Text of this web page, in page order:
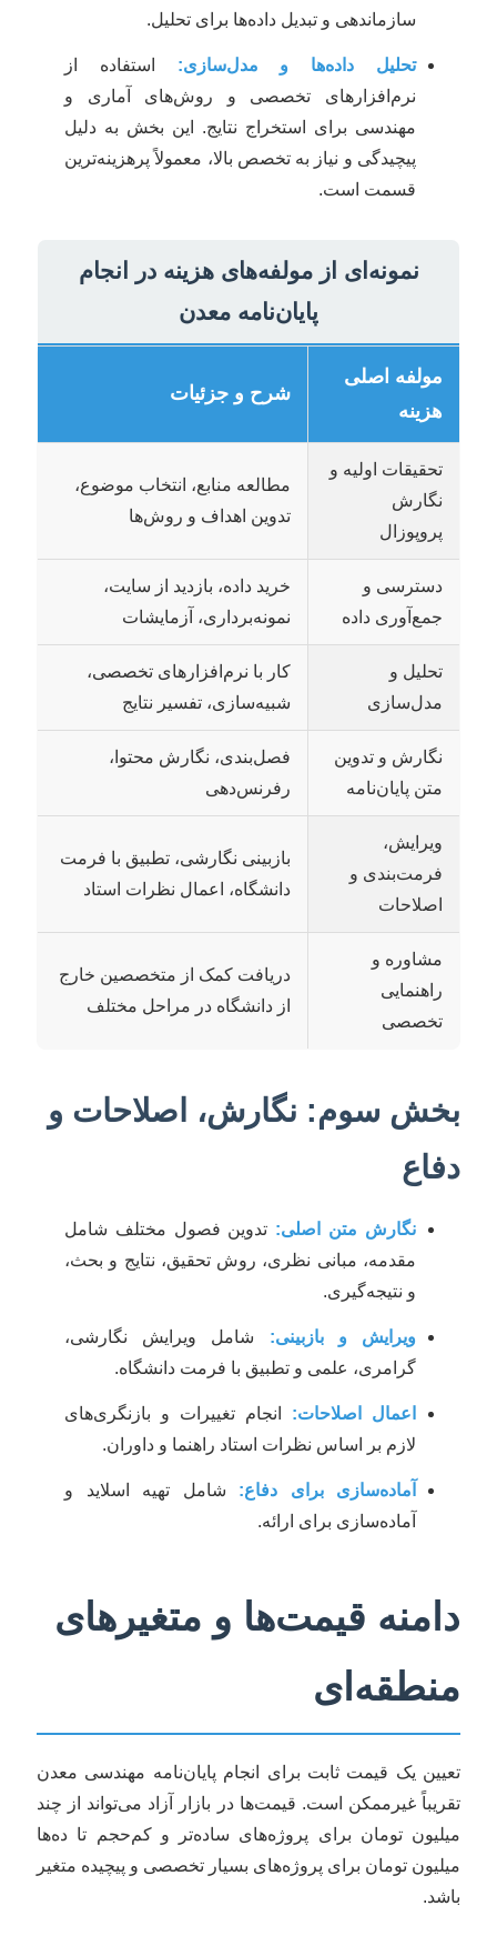
سازماندهی و تبدیل داده‌ها برای تحلیل.
تحلیل داده‌ها و مدل‌سازی: استفاده از
نرم‌افزارهای تخصصی و روش‌های آماری و
مهندسی برای استخراج نتایج. این بخش به دلیل
پیچیدگی و نیاز به تخصص بالا، معمولاً پرهزینه‌ترین
قسمت است.
نمونه‌ای از مولفه‌های هزینه در انجام
پایان‌نامه معدن
مولفه اصلی
هزینه
شرح و جزئیات
تحقیقات اولیه و
نگارش
پروپوزال
مطالعه منابع، انتخاب موضوع،
تدوین اهداف و روش‌ها
دسترسی و
جمع‌آوری داده
خرید داده، بازدید از سایت،
نمونه‌برداری، آزمایشات
تحلیل و
مدل‌سازی
کار با نرم‌افزارهای تخصصی،
شبیه‌سازی، تفسیر نتایج
نگارش و تدوین
متن پایان‌نامه
فصل‌بندی، نگارش محتوا،
رفرنس‌دهی
ویرایش،
فرمت‌بندی و
اصلاحات
بازبینی نگارشی، تطبیق با فرمت
دانشگاه، اعمال نظرات استاد
مشاوره و
راهنمایی
تخصصی
دریافت کمک از متخصصین خارج
از دانشگاه در مراحل مختلف
بخش سوم: نگارش، اصلاحات و
دفاع
نگارش متن اصلی: تدوین فصول مختلف شامل
مقدمه، مبانی نظری، روش تحقیق، نتایج و بحث،
و نتیجه‌گیری.
ویرایش و بازبینی: شامل ویرایش نگارشی،
گرامری، علمی و تطبیق با فرمت دانشگاه.
اعمال اصلاحات: انجام تغییرات و بازنگری‌های
لازم بر اساس نظرات استاد راهنما و داوران.
آماده‌سازی برای دفاع: شامل تهیه اسلاید و
آماده‌سازی برای ارائه.
دامنه قیمت‌ها و متغیرهای
منطقه‌ای
تعیین یک قیمت ثابت برای انجام پایان‌نامه مهندسی معدن
تقریباً غیرممکن است. قیمت‌ها در بازار آزاد می‌تواند از چند
میلیون تومان برای پروژه‌های ساده‌تر و کم‌حجم تا ده‌ها
میلیون تومان برای پروژه‌های بسیار تخصصی و پیچیده متغیر
باشد.